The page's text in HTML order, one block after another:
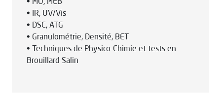
• IR, UV/Vis
• DSC, ATG
• Granulométrie, Densité, BET
• Techniques de Physico-Chimie et tests en
Brouillard Salin